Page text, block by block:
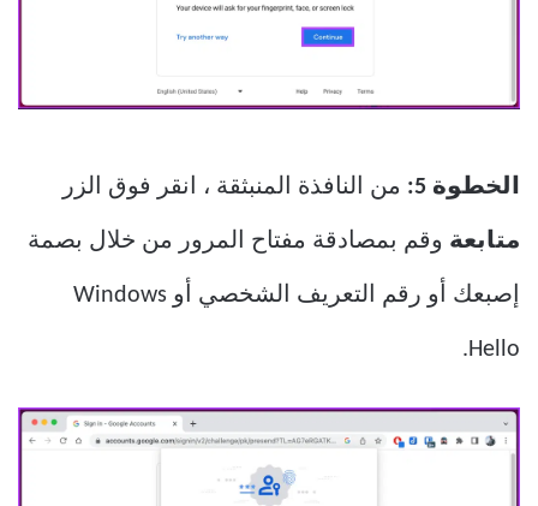
الخطوة 5: من النافذة المنبثقة ، انقر فوق الزر
متابعة وقم بمصادقة مفتاح المرور من خلال بصمة
إصبعك أو رقم التعريف الشخصي أو Windows
Hello.